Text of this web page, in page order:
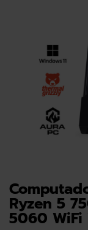
Ryzen 5
5060 WiFi